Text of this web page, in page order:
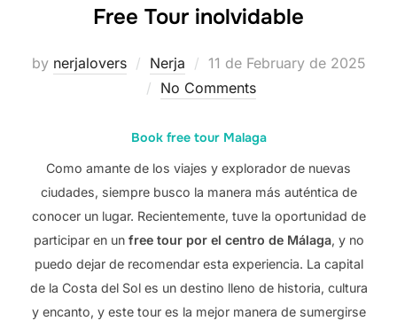
Free Tour inolvidable
by nerjalovers Nerja
Posted
on
11 de February de 2025
No Comments
Book free tour Malaga
Como amante de los viajes y explorador de nuevas
ciudades, siempre busco la manera más auténtica de
conocer un lugar. Recientemente, tuve la oportunidad de
participar en un free tour por el centro de Málaga, y no
puedo dejar de recomendar esta experiencia. La capital
de la Costa del Sol es un destino lleno de historia, cultura
y encanto, y este tour es la mejor manera de sumergirse